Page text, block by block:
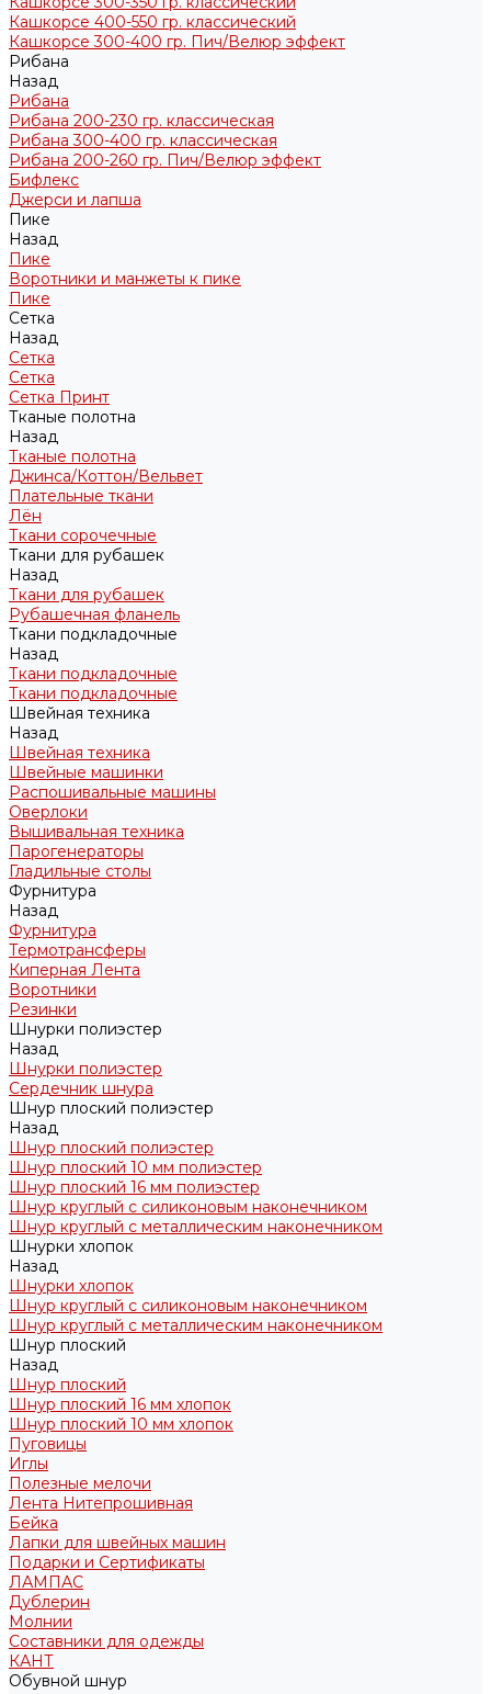
Кашкорсе 400-550 гр. классический
Кашкорсе 300-400 гр. Пич/Велюр эффект
Рибана
Назад
Рибана
Рибана 200-230 гр. классическая
Рибана 300-400 гр. классическая
Рибана 200-260 гр. Пич/Велюр эффект
Бифлекс
Джерси и лапша
Пике
Назад
Пике
Воротники и манжеты к пике
Пике
Сетка
Назад
Сетка
Сетка
Сетка Принт
Тканые полотна
Назад
Тканые полотна
Джинса/Коттон/Вельвет
Плательные ткани
Лён
Ткани сорочечные
Ткани для рубашек
Назад
Ткани для рубашек
Рубашечная фланель
Ткани подкладочные
Назад
Ткани подкладочные
Ткани подкладочные
Швейная техника
Назад
Швейная техника
Швейные машинки
Распошивальные машины
Оверлоки
Вышивальная техника
Парогенераторы
Гладильные столы
Фурнитура
Назад
Фурнитура
Термотрансферы
Киперная Лента
Воротники
Резинки
Шнурки полиэстер
Назад
Шнурки полиэстер
Сердечник шнура
Шнур плоский полиэстер
Назад
Шнур плоский полиэстер
Шнур плоский 10 мм полиэстер
Шнур плоский 16 мм полиэстер
Шнур круглый с силиконовым наконечником
Шнур круглый с металлическим наконечником
Шнурки хлопок
Назад
Шнурки хлопок
Шнур круглый с силиконовым наконечником
Шнур круглый с металлическим наконечником
Шнур плоский
Назад
Шнур плоский
Шнур плоский 16 мм хлопок
Шнур плоский 10 мм хлопок
Пуговицы
Иглы
Полезные мелочи
Лента Нитепрошивная
Бейка
Лапки для швейных машин
Подарки и Сертификаты
ЛАМПАС
Дублерин
Молнии
Составники для одежды
КАНТ
Обувной шнур